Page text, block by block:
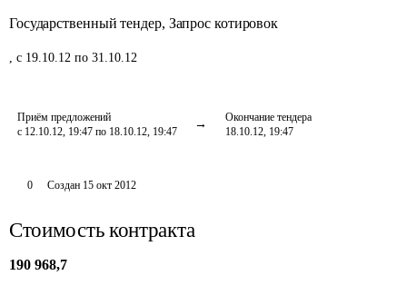
Государственный тендер, Запрос котировок
, с 19.10.12 по 31.10.12
Приём предложений
с 12.10.12, 19:47 по 18.10.12, 19:47
Окончание тендера
18.10.12, 19:47
0 Создан 15 окт 2012
Стоимость контракта
190 968,7